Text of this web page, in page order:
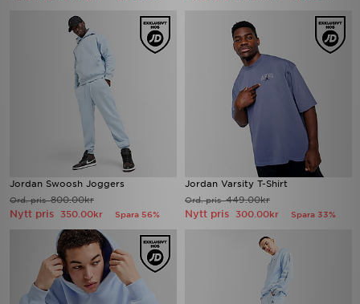
Jordan Swoosh Joggers
Ord. pris800.00kr
Nytt pris 350.00kr Spara 56%
Jordan Varsity T-Shirt
Ord. pris449.00kr
Nytt pris 300.00kr Spara 33%